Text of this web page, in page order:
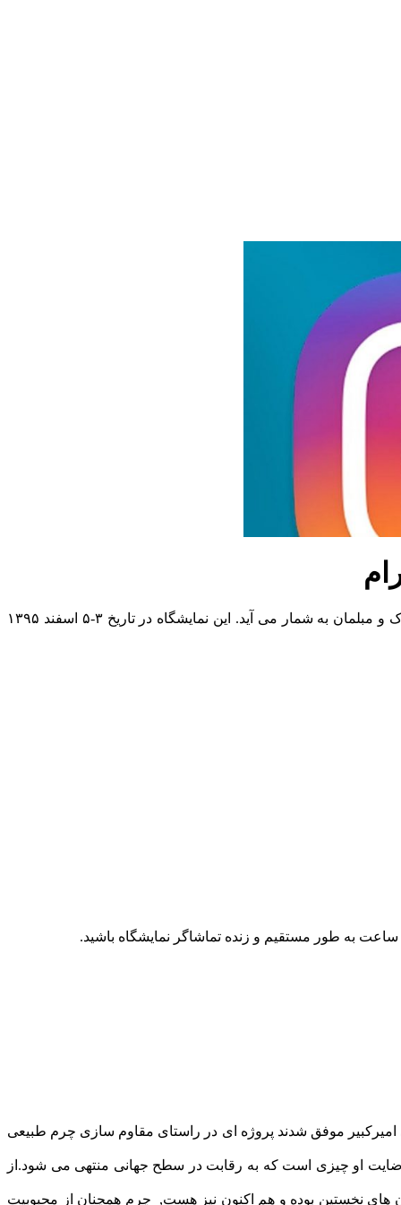
از مهمترین نمایشگاههای بین المللی اختصاصی برای چرم، لوازم جانبی، کالاهای چرمی، پوشاک و مبلمان به شمار می آید. این نمایشگاه در تاریخ ۳-۵ اسفند ۱۳۹۵
امیرکبیر موفق شدند پروژه ای در راستای مقاوم سازی چرم طبیعی
او چیزی است که به رقابت در سطح جهانی منتهی می شود.از
های نخستین بوده و هم اکنون نیز هست, چرم همچنان از محبوبیت